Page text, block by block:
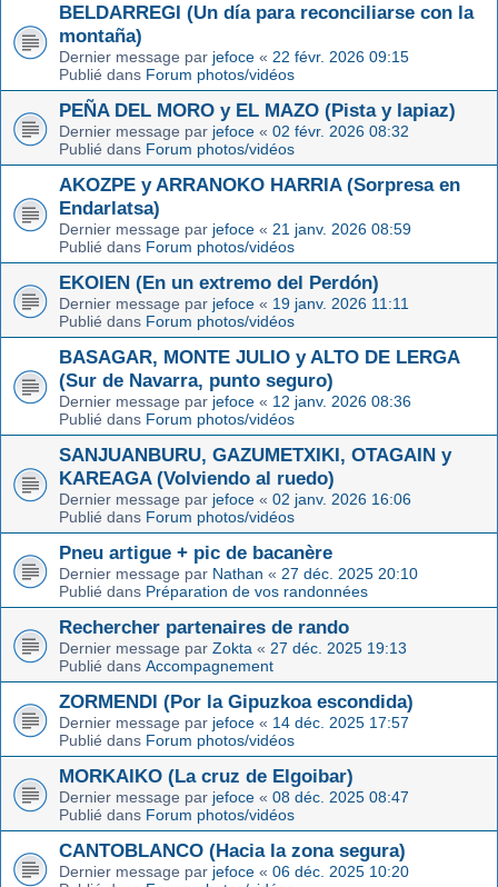
BELDARREGI (Un día para reconciliarse con la
montaña)
Dernier message par jefoce « 22 févr. 2026 09:15
Publié dans Forum photos/vidéos
PEÑA DEL MORO y EL MAZO (Pista y lapiaz)
Dernier message par jefoce « 02 févr. 2026 08:32
Publié dans Forum photos/vidéos
AKOZPE y ARRANOKO HARRIA (Sorpresa en
Endarlatsa)
Dernier message par jefoce « 21 janv. 2026 08:59
Publié dans Forum photos/vidéos
EKOIEN (En un extremo del Perdón)
Dernier message par jefoce « 19 janv. 2026 11:11
Publié dans Forum photos/vidéos
BASAGAR, MONTE JULIO y ALTO DE LERGA
(Sur de Navarra, punto seguro)
Dernier message par jefoce « 12 janv. 2026 08:36
Publié dans Forum photos/vidéos
SANJUANBURU, GAZUMETXIKI, OTAGAIN y
KAREAGA (Volviendo al ruedo)
Dernier message par jefoce « 02 janv. 2026 16:06
Publié dans Forum photos/vidéos
Pneu artigue + pic de bacanère
Dernier message par Nathan « 27 déc. 2025 20:10
Publié dans Préparation de vos randonnées
Rechercher partenaires de rando
Dernier message par Zokta « 27 déc. 2025 19:13
Publié dans Accompagnement
ZORMENDI (Por la Gipuzkoa escondida)
Dernier message par jefoce « 14 déc. 2025 17:57
Publié dans Forum photos/vidéos
MORKAIKO (La cruz de Elgoibar)
Dernier message par jefoce « 08 déc. 2025 08:47
Publié dans Forum photos/vidéos
CANTOBLANCO (Hacia la zona segura)
Dernier message par jefoce « 06 déc. 2025 10:20